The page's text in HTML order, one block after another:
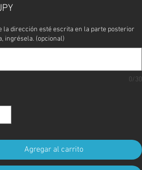
Precio
la dirección esté escrita en la parte posterior
ingrésela. (opcional)
0/30
Agregar al carrito